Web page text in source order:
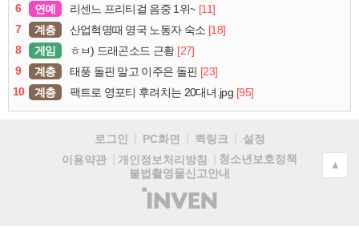
6
연예 리센느 프리티걸 음중 1위~ [11]
7
계층 산업혁명때 영국 노동자 숙소 [18]
8
게임 ㅎㅂ) 드래곤소드 근황 [27]
9
계층 태풍 돌핀 말고 이주은 돌핀 [23]
10
계층 팩트로 영포티 후려치는 20대녀.jpg [95]
로그인 PC화면 퀵링크
설정
이용약관
개인정보처리방침
청소년보호정책
불법촬영물신고안내
(주)
인
▲